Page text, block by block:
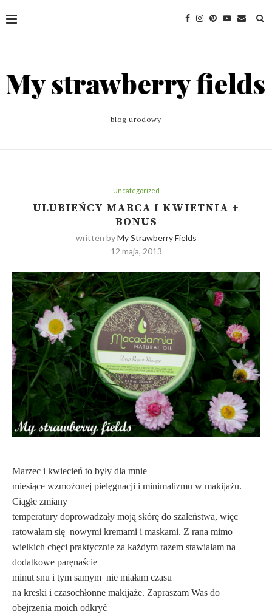
blog urodowy
Uncategorized
ULUBIEŃCY MARCA I KWIETNIA +
BONUS
written byMy Strawberry Fields
12 maja, 2013
Marzec i kwiecień to były dla mnie
miesiące wzmożonej pielęgnacji i minimalizmu w makijażu.
Ciągłe zmiany
temperatury doprowadzały moją skórę do szaleństwa, więc
ratowałam się nowymi kremami i maskami. Z rana mimo
wielkich chęci praktycznie za każdym razem stawiałam na
dodatkowe paręnaście
minut snu i tym samym nie miałam czasu
na kreski i czasochłonne makijaże. Zapraszam Was do
obejrzenia moich odkryć